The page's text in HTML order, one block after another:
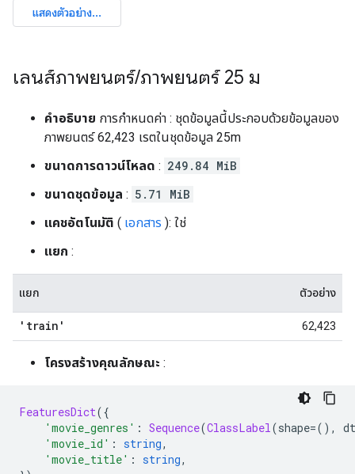
เลนส์ภาพยนตร์/ภาพยนตร์ 25 ม
คำอธิบาย การกำหนดค่า : ชุดข้อมูลนี้ประกอบด้วยข้อมูลของ
ภาพยนตร์ 62,423 เรตในชุดข้อมูล 25m
ขนาดการดาวน์โหลด : 249.84 MiB
ขนาดชุดข้อมูล : 5.71 MiB
แคชอัตโนมัติ ( เอกสาร ): ใช่
แยก :
แยก ตัวอย่าง
'train' 62,423
โครงสร้างคุณลักษณะ :
FeaturesDict({
'movie_genres' : Sequence(ClassLabel(shape=(),
'movie_id' : string,
'movie_title' : string,